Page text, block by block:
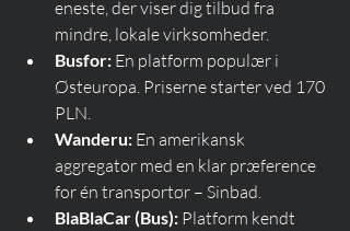
eneste, der viser dig tilbud fra
mindre, lokale virksomheder.
Busfor: En platform populær i
Østeuropa. Priserne starter ved 170
PLN.
Wanderu: En amerikansk
aggregator med en klar præference
for én transportør – Sinbad.
BlaBlaCar (Bus): Platform kendt